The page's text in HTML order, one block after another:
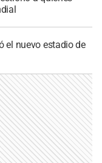
el nuevo estadio de